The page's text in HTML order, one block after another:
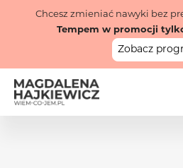
Chcesz zmieniać nawyki bez
Tempem w promocji
Zobacz